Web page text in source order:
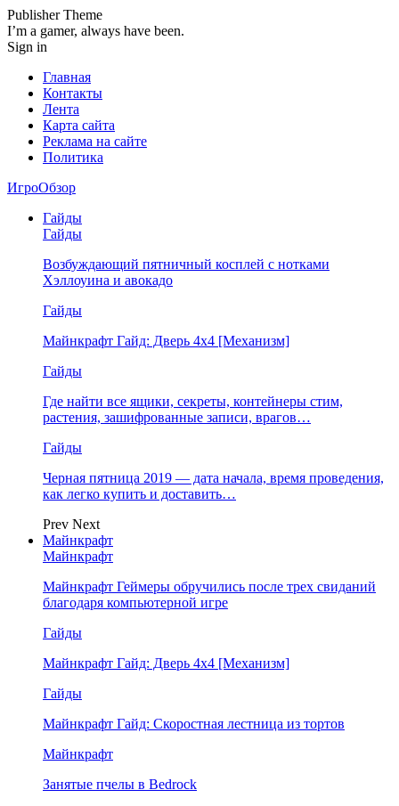
Publisher Theme
I’m a gamer, always have been.
Sign in
Главная
Контакты
Лента
Карта сайта
Реклама на сайте
Политика
ИгроОбзор
Гайды
Гайды
Возбуждающий пятничный косплей с нотками
Хэллоуина и авокадо
Гайды
Майнкрафт Гайд: Дверь 4х4 [Механизм]
Гайды
Где найти все ящики, секреты, контейнеры стим,
растения, зашифрованные записи, врагов…
Гайды
Черная пятница 2019 — дата начала, время проведения,
как легко купить и доставить…
Prev Next
Майнкрафт
Майнкрафт
Майнкрафт Геймеры обручились после трех свиданий
благодаря компьютерной игре
Гайды
Майнкрафт Гайд: Дверь 4х4 [Механизм]
Гайды
Майнкрафт Гайд: Скоростная лестница из тортов
Майнкрафт
Занятые пчелы в Bedrock